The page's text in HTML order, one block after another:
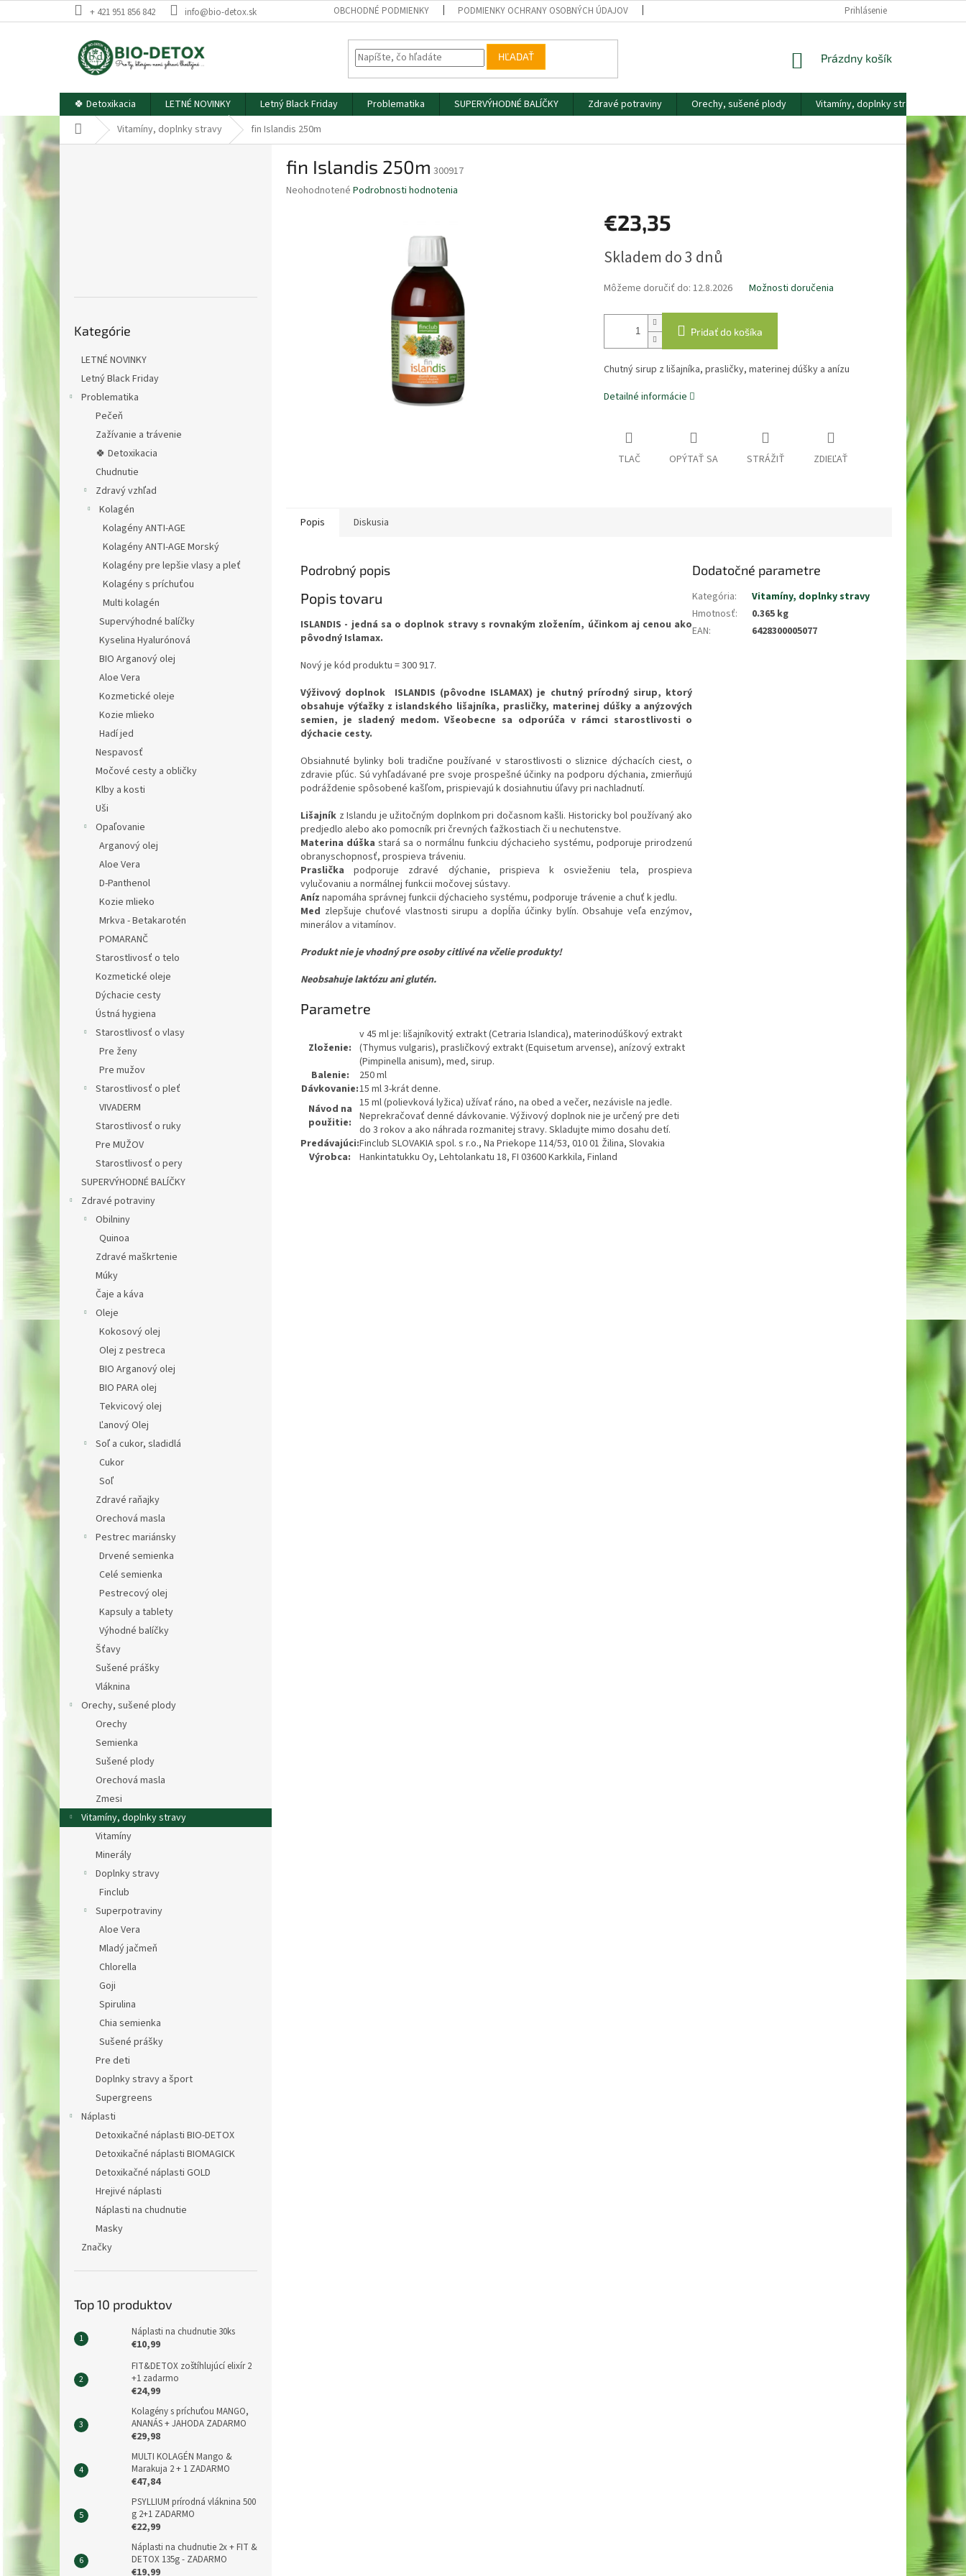
na
+ 421 951 856 842 info@bio-detox.sk OBCHODNÉ PODMIENKY PODMIENKY OCHRANY OSOBNÝCH ÚDAJOV NÁŠ PRÍBEH
Prihlásenie
HĽADAŤ
NÁKUPNÝ
Prázdny košík
🍀 Detoxikacia LETNÉ NOVINKY Letný Black Friday Problematika SUPERVÝHODNÉ BALÍČKY Zdravé potraviny Orechy, sušené plody Vitamíny, doplnky stravy
DomovVitamíny, doplnky stravy fin Islandis 250m
B
n
kategórie
Kategórie
LETNÉ NOVINKY
Letný Black Friday
Problematika
Pečeň
Zažívanie a trávenie
🍀 Detoxikacia
Chudnutie
Zdravý vzhľad
Kolagén
Kolagény ANTI-AGE
Kolagény ANTI-AGE Morský
Kolagény pre lepšie vlasy a pleť
Kolagény s príchuťou
Multi kolagén
Supervýhodné balíčky
Kyselina Hyalurónová
BIO Arganový olej
Aloe Vera
Kozmetické oleje
Kozie mlieko
Hadí jed
Nespavosť
Močové cesty a obličky
Klby a kosti
Uši
Opaľovanie
Arganový olej
Aloe Vera
D-Panthenol
Kozie mlieko
Mrkva - Betakarotén
POMARANČ
Starostlivosť o telo
Kozmetické oleje
Dýchacie cesty
Ústná hygiena
Starostlivosť o vlasy
Pre ženy
Pre mužov
Starostlivosť o pleť
VIVADERM
Starostlivosť o ruky
Pre MUŽOV
Starostlivosť o pery
SUPERVÝHODNÉ BALÍČKY
Zdravé potraviny
Obilniny
Quinoa
Zdravé maškrtenie
Múky
Čaje a káva
Oleje
Kokosový olej
Olej z pestreca
BIO Arganový olej
BIO PARA olej
Tekvicový olej
Ľanový Olej
Soľ a cukor, sladidlá
Cukor
Soľ
Zdravé raňajky
Orechová masla
Pestrec mariánsky
Drvené semienka
Celé semienka
Pestrecový olej
Kapsuly a tablety
Výhodné balíčky
Šťavy
Sušené prášky
Vláknina
Orechy, sušené plody
Orechy
Semienka
Sušené plody
Orechová masla
Zmesi
Vitamíny, doplnky stravy
Vitamíny
Minerály
Doplnky stravy
Finclub
Superpotraviny
Aloe Vera
Mladý jačmeň
Chlorella
Goji
Spirulina
Chia semienka
Sušené prášky
Pre deti
Doplnky stravy a šport
Supergreens
Náplasti
Detoxikačné náplasti BIO-DETOX
Detoxikačné náplasti BIOMAGICK
Detoxikačné náplasti GOLD
Hrejivé náplasti
Náplasti na chudnutie
Masky
Značky
Top 10 produktov
Náplasti na chudnutie 30ks
€10,99
FIT&DETOX zoštíhlujúcí elixír 2
+1 zadarmo
€24,99
Kolagény s príchuťou MANGO,
ANANÁS + JAHODA ZADARMO
€29,98
MULTI KOLAGÉN Mango &
Marakuja 2 + 1 ZADARMO
€47,84
PSYLLIUM prírodná vláknina 500
g 2+1 ZADARMO
€22,99
Náplasti na chudnutie 2x + FIT &
DETOX 135g - ZADARMO
€19,99
fin Islandis 250m 300917
Priemerné
Neohodnotené Podrobnosti hodnotenia
€23,35
cena:
Skladem do 3 dnů
Môžeme doručiť do: 12.8.2026 Možnosti doručenia
Pridať do košíka
Chutný sirup z lišajníka, prasličky, materinej dúšky a anízu
Detailné informácie
TLAČ OPÝTAŤ SA STRÁŽIŤ ZDIEĽAŤ
Popis Diskusia
Podrobný popis
Popis tovaru
ISLANDIS - jedná sa o doplnok stravy s rovnakým zložením, účinkom aj cenou ako
pôvodný Islamax.
Nový je kód produktu = 300 917.
Výživový doplnok ISLANDIS (pôvodne ISLAMAX) je chutný prírodný sirup, ktorý
obsahuje výťažky z islandského lišajníka, prasličky, materinej dúšky a anýzových
semien, je sladený medom. Všeobecne sa odporúča v rámci starostlivosti o
dýchacie cesty.
Obsiahnuté bylinky boli tradične používané v starostlivosti o sliznice dýchacích ciest, o
zdravie pľúc. Sú vyhľadávané pre svoje prospešné účinky na podporu dýchania, zmierňujú
podráždenie spôsobené kašľom, prispievajú k dosiahnutiu úľavy pri nachladnutí.
Lišajník z Islandu je užitočným doplnkom pri dočasnom kašli. Historicky bol používaný ako
predjedlo alebo ako pomocník pri črevných ťažkostiach či u nechutenstve.
Materina dúška stará sa o normálnu funkciu dýchacieho systému, podporuje prirodzenú
obranyschopnosť, prospieva tráveniu.
Praslička podporuje zdravé dýchanie, prispieva k osvieženiu tela, prospieva
vylučovaniu a normálnej funkcii močovej sústavy.
Aníz napomáha správnej funkcii dýchacieho systému, podporuje trávenie a chuť k jedlu.
Med zlepšuje chuťové vlastnosti sirupu a dopĺňa účinky bylín. Obsahuje veľa enzýmov,
minerálov a vitamínov.
Produkt nie je vhodný pre osoby citlivé na včelie produkty!
Neobsahuje laktózu ani glutén.
Parametre
Zloženie:
v 45 ml je: lišajníkovitý extrakt (Cetraria Islandica), materinodúškový extrakt
(Thymus vulgaris), prasličkový extrakt (Equisetum arvense), anízový extrakt
(Pimpinella anisum), med, sirup.
Balenie:
250 ml
Dávkovanie:15 ml 3-krát denne.
Návod na
použitie:
15 ml (polievková lyžica) užívať ráno, na obed a večer, nezávisle na jedle.
Neprekračovať denné dávkovanie. Výživový doplnok nie je určený pre deti
do 3 rokov a ako náhrada rozmanitej stravy. Skladujte mimo dosahu detí.
Predávajúci:Finclub SLOVAKIA spol. s r.o., Na Priekope 114/53, 010 01 Žilina, Slovakia
Výrobca:
Hankintatukku Oy, Lehtolankatu 18, FI 03600 Karkkila, Finland
Dodatočné parametre
Kategória:
Vitamíny, doplnky stravy
Hmotnosť:
0.365 kg
EAN: 6428300005077